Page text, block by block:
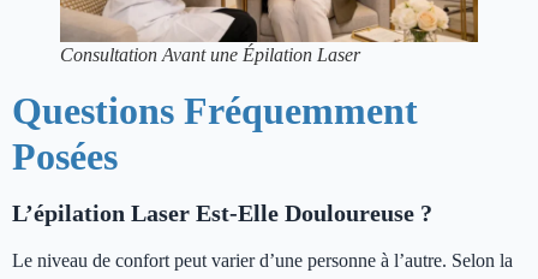
Consultation Avant une Épilation Laser
Questions Fréquemment
Posées
L’épilation Laser Est-Elle Douloureuse ?
Le niveau de confort peut varier d’une personne à l’autre. Selon la